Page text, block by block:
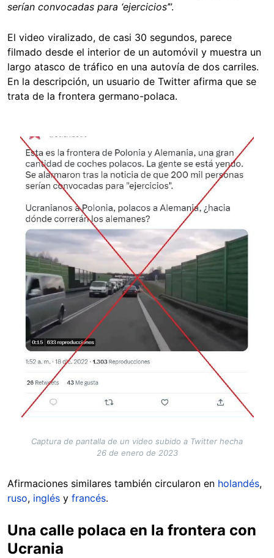
serían convocadas para ‘ejercicios’”.
El video viralizado, de casi 30 segundos, parece
filmado desde el interior de un automóvil y muestra un
largo atasco de tráfico en una autovía de dos carriles.
En la descripción, un usuario de Twitter afirma que se
trata de la frontera germano-polaca.
Image
Captura de pantalla de un video subido a Twitter hecha
26 de enero de 2023
Afirmaciones similares también circularon en holandés,
ruso, inglés y francés.
Una calle polaca en la frontera con
Ucrania